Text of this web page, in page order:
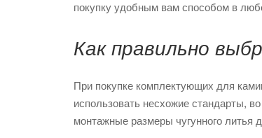
покупку удобным вам способом в
Как правильно
При покупке комплектующих для
использовать несхожие стандарты,
монтажные размеры чугунного литья